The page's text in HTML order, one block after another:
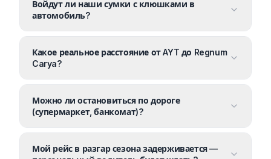
Войдут ли наши сумки с клюшками в
автомобиль?
Какое реальное расстояние от AYT до Regnum
Carya?
Можно ли остановиться по дороге
(супермаркет, банкомат)?
Мой рейс в разгар сезона задерживается —